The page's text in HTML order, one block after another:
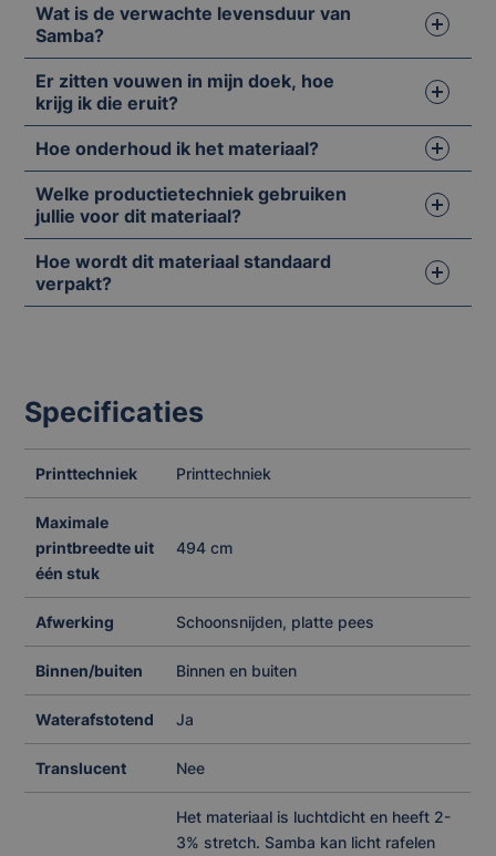
Wat is de verwachte levensduur van
Samba?
Er zitten vouwen in mijn doek, hoe
krijg ik die eruit?
Hoe onderhoud ik het materiaal?
Welke productietechniek gebruiken
jullie voor dit materiaal?
Hoe wordt dit materiaal standaard
verpakt?
Specificaties
Printtechniek Printtechniek
Maximale
printbreedte uit
één stuk
494 cm
Afwerking Schoonsnijden, platte pees
Binnen/buiten Binnen en buiten
Waterafstotend Ja
Translucent Nee
Het materiaal is luchtdicht en heeft 2-
3% stretch. Samba kan licht rafelen